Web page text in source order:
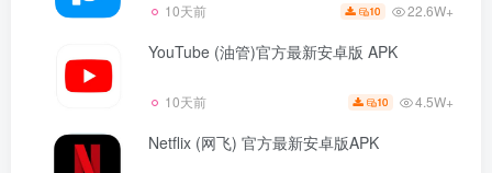
10天前 10 22.6W+
YouTube (油管)官方最新安卓版 APK
10天前 10 4.5W+
Netflix (网飞) 官方最新安卓版APK